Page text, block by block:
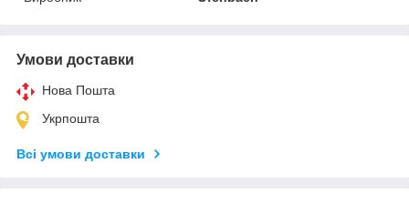
Умови доставки
Нова Пошта
Укрпошта
Всі умови доставки